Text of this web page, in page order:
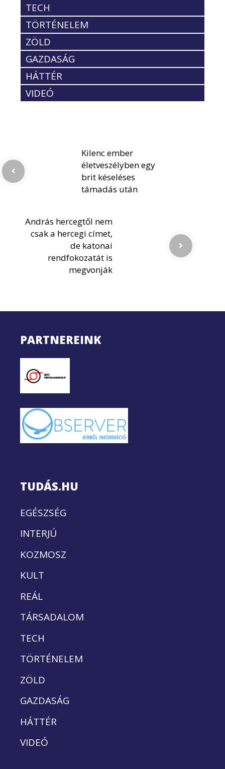
TECH
TÖRTÉNELEM
ZÖLD
GAZDASÁG
HÁTTÉR
VIDEÓ
Kilenc ember
életveszélyben egy
brit késeléses
támadás után
András hercegtől nem
csak a hercegi címet,
de katonai
rendfokozatát is
megvonják
PARTNEREINK
TUDÁS.HU
EGÉSZSÉG
INTERJÚ
KOZMOSZ
KULT
REÁL
TÁRSADALOM
TECH
TÖRTÉNELEM
ZÖLD
GAZDASÁG
HÁTTÉR
VIDEÓ